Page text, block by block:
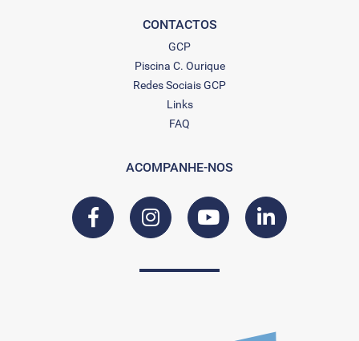
CONTACTOS
GCP
Piscina C. Ourique
Redes Sociais GCP
Links
FAQ
ACOMPANHE-NOS